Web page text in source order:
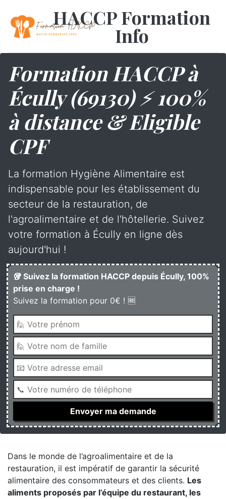
HACCP Formation
Info
Formation HACCP à
Écully (69130) ⚡ 100%
à distance & Eligible
CPF
La formation Hygiène Alimentaire est
indispensable pour les établissement du
secteur de la restauration, de
l'agroalimentaire et de l'hôtellerie. Suivez
votre formation à Écully en ligne dès
aujourd'hui !
🥡 Suivez la formation HACCP depuis Écully, 100%
prise en charge !
Suivez la formation pour 0€ ! 🆓
Dans le monde de l’agroalimentaire et de la
restauration, il est impératif de garantir la sécurité
alimentaire des consommateurs et des clients. Les
aliments proposés par l’équipe du restaurant, les